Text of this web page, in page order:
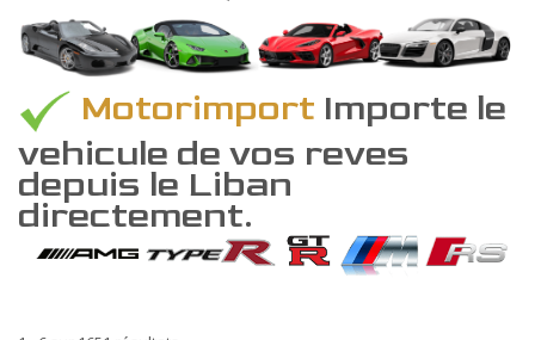
Motorimport Importe le
vehicule de vos reves
depuis le Liban
directement.